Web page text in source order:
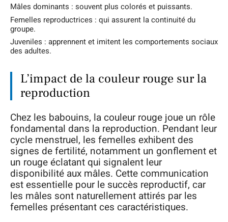
Mâles dominants : souvent plus colorés et puissants.
Femelles reproductrices : qui assurent la continuité du
groupe.
Juveniles : apprennent et imitent les comportements sociaux
des adultes.
L’impact de la couleur rouge sur la
reproduction
Chez les babouins, la couleur rouge joue un rôle
fondamental dans la reproduction. Pendant leur
cycle menstruel, les femelles exhibent des
signes de fertilité, notamment un gonflement et
un rouge éclatant qui signalent leur
disponibilité aux mâles. Cette communication
est essentielle pour le succès reproductif, car
les mâles sont naturellement attirés par les
femelles présentant ces caractéristiques.